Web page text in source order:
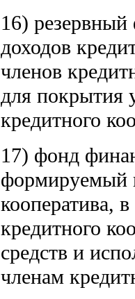
16)
доходов
членов
для покрытия
кредитного
17) фонд
формируемый
кооператива,
кредитного
средств и
членам